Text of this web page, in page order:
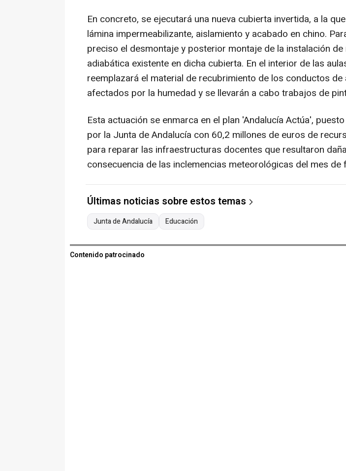
En concreto, se ejecutará una nueva cubierta invertida, a la
lámina impermeabilizante, aislamiento y acabado en chino.
preciso el desmontaje y posterior montaje de la instalación
adiabática existente en dicha cubierta. En el interior de las
reemplazará el material de recubrimiento de los conductos de
afectados por la humedad y se llevarán a cabo trabajos de
Esta actuación se enmarca en el plan 'Andalucía Actúa',
por la Junta de Andalucía con 60,2 millones de euros de
para reparar las infraestructuras docentes que resultaron
consecuencia de las inclemencias meteorológicas del mes de
Últimas noticias sobre estos temas
Junta de Andalucía Educación
Contenido patrocinado